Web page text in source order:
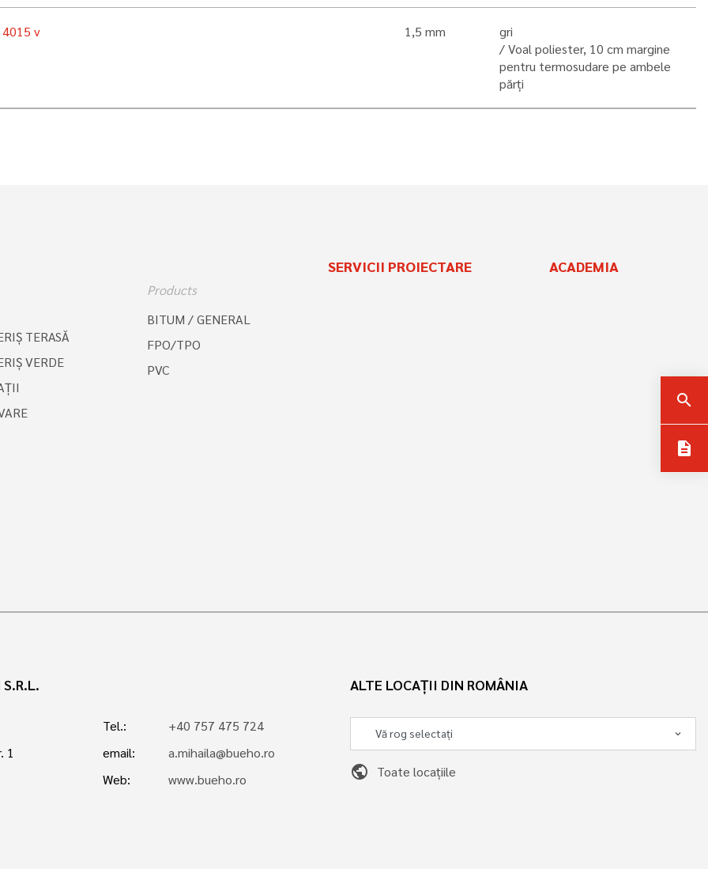
search
description
v 1,5 mm
gri
Voal poliester, 10 cm margine
pentru termosudare pe ambele
părți
TERASĂ
VERDE
Products
BITUM / GENERAL
FPO/TPO
PVC
SERVICII PROIECTARE ACADEMIA
S.R.L.
1
Tel.:
+40 757 475 724
email:
a.mihaila@bueho.ro
Web:
www.bueho.ro
ALTE LOCAȚII DIN ROMÂNIA
public Toate locațiile